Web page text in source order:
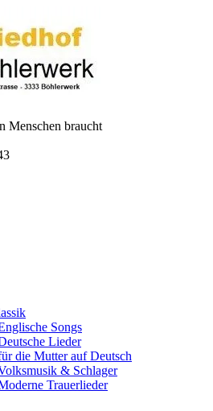
Menschen braucht
Songs
Lieder
die Mutter auf Deutsch
& Schlager
Trauerlieder